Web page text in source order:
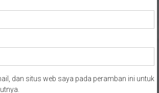
dan situs web saya pada peramban ini untuk